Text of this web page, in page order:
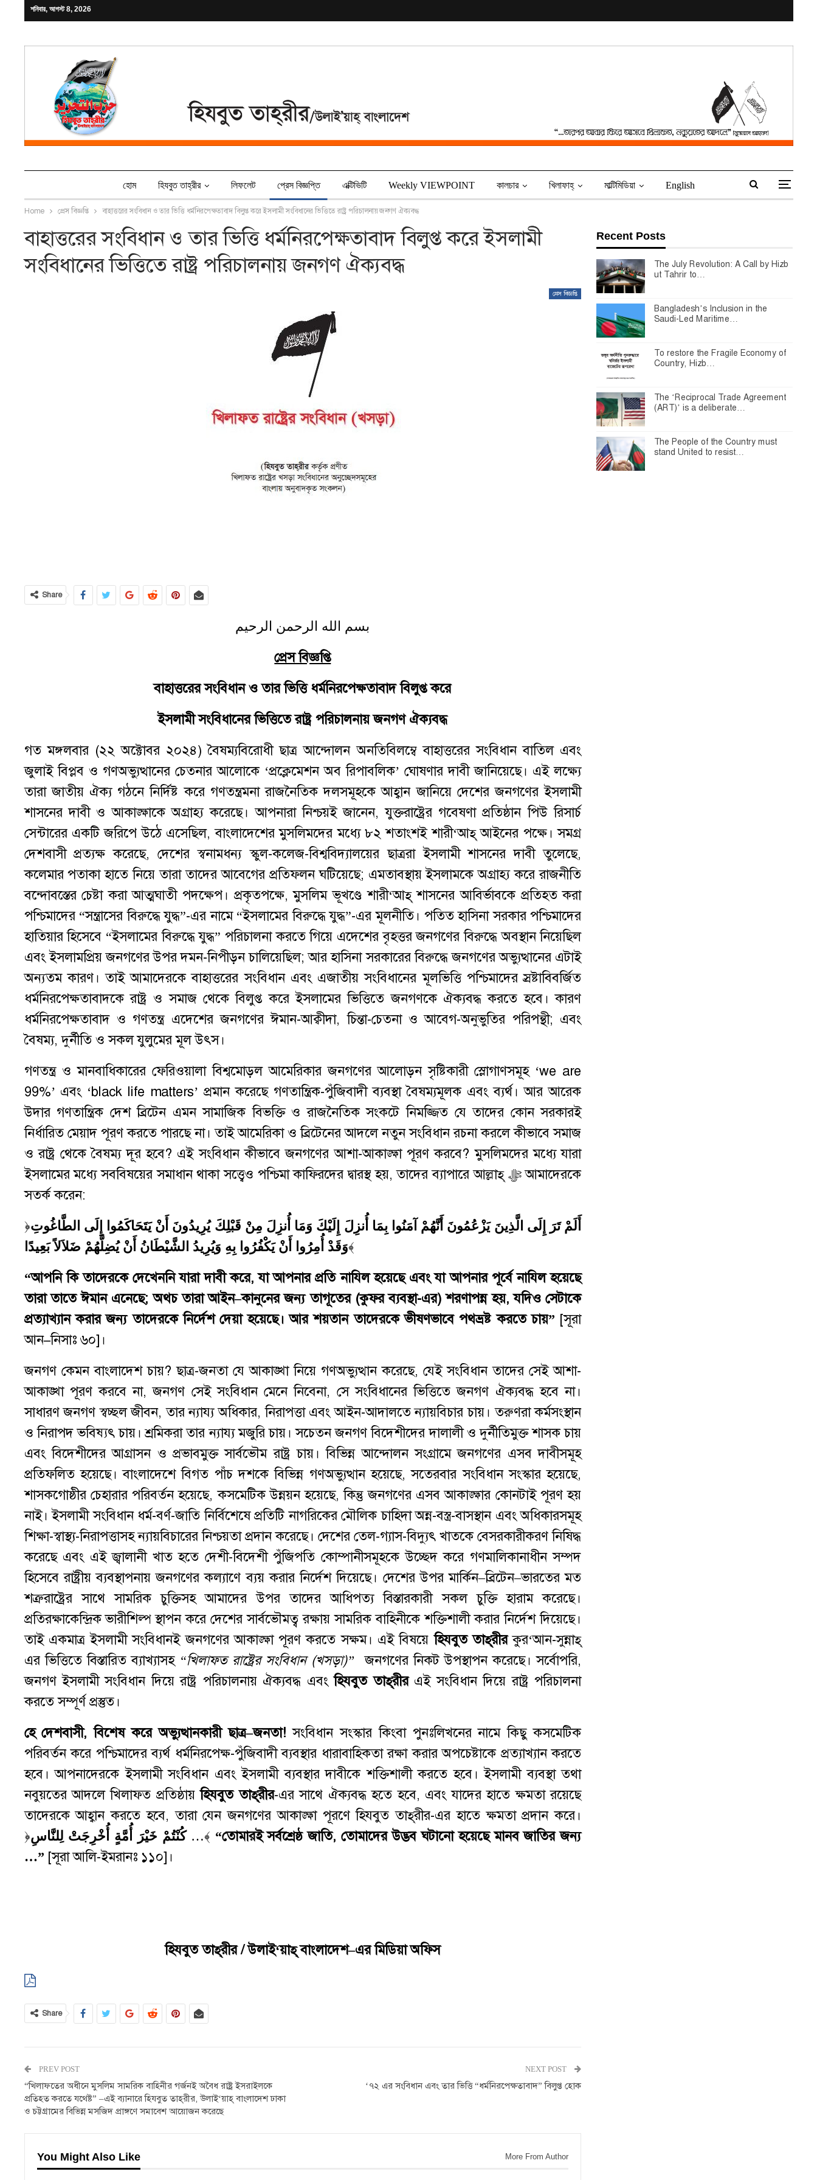
শনিবার, আগস্ট 8, 2026
হোম হিযবুত তাহ্‌রীর লিফলেট প্রেস বিজ্ঞপ্তি এক্টিভিটি Weekly VIEWPOINT কালচার খিলাফাহ্‌ মাল্টিমিডিয়া English
Home প্রেস বিজ্ঞপ্তি বাহাত্তরের সংবিধান ও তার ভিত্তি ধর্মনিরপেক্ষতাবাদ বিলুপ্ত করে ইসলামী সংবিধানের ভিত্তিতে রাষ্ট্র পরিচালনায় জনগণ ঐক্যবদ্ধ
বাহাত্তরের সংবিধান ও তার ভিত্তি ধর্মনিরপেক্ষতাবাদ বিলুপ্ত করে ইসলামী
সংবিধানের ভিত্তিতে রাষ্ট্র পরিচালনায় জনগণ ঐক্যবদ্ধ
প্রেস বিজ্ঞপ্তি
Share
بسم الله الرحمن الرحيم
প্রেস বিজ্ঞপ্তি
বাহাত্তরের সংবিধান ও তার ভিত্তি ধর্মনিরপেক্ষতাবাদ বিলুপ্ত করে
ইসলামী সংবিধানের ভিত্তিতে রাষ্ট্র পরিচালনায় জনগণ ঐক্যবদ্ধ
গত মঙ্গলবার (২২ অক্টোবর ২০২৪) বৈষম্যবিরোধী ছাত্র আন্দোলন অনতিবিলম্বে বাহাত্তরের সংবিধান বাতিল এবং
জুলাই বিপ্লব ও গণঅভ্যুত্থানের চেতনার আলোকে ‘প্রক্লেমেশন অব রিপাবলিক’ ঘোষণার দাবী জানিয়েছে। এই লক্ষ্যে
তারা জাতীয় ঐক্য গঠনে নির্দিষ্ট করে গণতন্ত্রমনা রাজনৈতিক দলসমূহকে আহ্বান জানিয়ে দেশের জনগণের ইসলামী
শাসনের দাবী ও আকাঙ্ক্ষাকে অগ্রাহ্য করেছে। আপনারা নিশ্চয়ই জানেন, যুক্তরাষ্ট্রের গবেষণা প্রতিষ্ঠান পিউ রিসার্চ
সেন্টারের একটি জরিপে উঠে এসেছিল, বাংলাদেশের মুসলিমদের মধ্যে ৮২ শতাংশই শারী‘আহ্‌ আইনের পক্ষে। সমগ্র
দেশবাসী প্রত্যক্ষ করেছে, দেশের স্বনামধন্য স্কুল-কলেজ-বিশ্ববিদ্যালয়ের ছাত্ররা ইসলামী শাসনের দাবী তুলেছে,
কলেমার পতাকা হাতে নিয়ে তারা তাদের আবেগের প্রতিফলন ঘটিয়েছে; এমতাবস্থায় ইসলামকে অগ্রাহ্য করে রাজনীতি
বন্দোবস্তের চেষ্টা করা আত্মঘাতী পদক্ষেপ। প্রকৃতপক্ষে, মুসলিম ভূখণ্ডে শারী‘আহ্‌ শাসনের আবির্ভাবকে প্রতিহত করা
পশ্চিমাদের “সন্ত্রাসের বিরুদ্ধে যুদ্ধ”-এর নামে “ইসলামের বিরুদ্ধে যুদ্ধ”-এর মূলনীতি। পতিত হাসিনা সরকার পশ্চিমাদের
হাতিয়ার হিসেবে “ইসলামের বিরুদ্ধে যুদ্ধ” পরিচালনা করতে গিয়ে এদেশের বৃহত্তর জনগণের বিরুদ্ধে অবস্থান নিয়েছিল
এবং ইসলামপ্রিয় জনগণের উপর দমন-নিপীড়ন চালিয়েছিল; আর হাসিনা সরকারের বিরুদ্ধে জনগণের অভ্যুত্থানের এটাই
অন্যতম কারণ। তাই আমাদেরকে বাহাত্তরের সংবিধান এবং এজাতীয় সংবিধানের মূলভিত্তি পশ্চিমাদের স্রষ্টাবিবর্জিত
ধর্মনিরপেক্ষতাবাদকে রাষ্ট্র ও সমাজ থেকে বিলুপ্ত করে ইসলামের ভিত্তিতে জনগণকে ঐক্যবদ্ধ করতে হবে। কারণ
ধর্মনিরপেক্ষতাবাদ ও গণতন্ত্র এদেশের জনগণের ঈমান-আক্বীদা, চিন্তা-চেতনা ও আবেগ-অনুভুতির পরিপন্থী; এবং
বৈষম্য, দুর্নীতি ও সকল যুলুমের মূল উৎস।
গণতন্ত্র ও মানবাধিকারের ফেরিওয়ালা বিশ্বমোড়ল আমেরিকার জনগণের আলোড়ন সৃষ্টিকারী স্লোগাণসমূহ ‘we are
99%’ এবং ‘black life matters’ প্রমান করেছে গণতান্ত্রিক-পুঁজিবাদী ব্যবস্থা বৈষম্যমূলক এবং ব্যর্থ। আর আরেক
উদার গণতান্ত্রিক দেশ ব্রিটেন এমন সামাজিক বিভক্তি ও রাজনৈতিক সংকটে নিমজ্জিত যে তাদের কোন সরকারই
নির্ধারিত মেয়াদ পূরণ করতে পারছে না। তাই আমেরিকা ও ব্রিটেনের আদলে নতুন সংবিধান রচনা করলে কীভাবে সমাজ
ও রাষ্ট্র থেকে বৈষম্য দূর হবে? এই সংবিধান কীভাবে জনগণের আশা-আকাঙ্ক্ষা পূরণ করবে? মুসলিমদের মধ্যে যারা
ইসলামের মধ্যে সববিষয়ের সমাধান থাকা সত্ত্বেও পশ্চিমা কাফিরদের দ্বারস্থ হয়, তাদের ব্যাপারে আল্লাহ্‌ ﷻ আমাদেরকে
সতর্ক করেন:
﴿أَلَمْ تَرَ إِلَى الَّذِينَ يَزْعُمُونَ أَنَّهُمْ آمَنُوا بِمَا أُنزِلَ إِلَيْكَ وَمَا أُنزِلَ مِنْ قَبْلِكَ يُرِيدُونَ أَنْ يَتَحَاكَمُوا إِلَى الطَّاغُوتِ
وَقَدْ أُمِرُوا أَنْ يَكْفُرُوا بِهِ وَيُرِيدُ الشَّيْطَانُ أَنْ يُضِلَّهُمْ ضَلاَلاً بَعِيدًا﴾
“আপনি কি তাদেরকে দেখেননি যারা দাবী করে,যা আপনার প্রতি নাযিল হয়েছে এবং যা আপনার পূর্বে নাযিল হয়েছে
তারা তাতে ঈমান এনেছে;অথচ তারা আইন–কানুনের জন্য তাগূতের(কুফরব্যবস্থা-এর)শরণাপন্ন হয়,যদিও সেটাকে
প্রত্যাখ্যান করার জন্য তাদেরকে নির্দেশ দেয়া হয়েছে। আর শয়তান তাদেরকে ভীষণভাবে পথভ্রষ্ট করতে চায়” [সূরা
আন–নিসাঃ ৬০]।
জনগণ কেমন বাংলাদেশ চায়? ছাত্র-জনতা যে আকাঙ্খা নিয়ে গণঅভ্যুত্থান করেছে, যেই সংবিধান তাদের সেই আশা-
আকাঙ্খা পূরণ করবে না, জনগণ সেই সংবিধান মেনে নিবেনা, সে সংবিধানের ভিত্তিতে জনগণ ঐক্যবদ্ধ হবে না।
সাধারণ জনগণ স্বচ্ছল জীবন, তার ন্যায্য অধিকার, নিরাপত্তা এবং আইন-আদালতে ন্যায়বিচার চায়। তরুণরা কর্মসংস্থান
ও নিরাপদ ভবিষ্যৎ চায়। শ্রমিকরা তার ন্যায্য মজুরি চায়। সচেতন জনগণ বিদেশীদের দালালী ও দুর্নীতিমুক্ত শাসক চায়
এবং বিদেশীদের আগ্রাসন ও প্রভাবমুক্ত সার্বভৌম রাষ্ট্র চায়। বিভিন্ন আন্দোলন সংগ্রামে জনগণের এসব দাবীসমূহ
প্রতিফলিত হয়েছে। বাংলাদেশে বিগত পাঁচ দশকে বিভিন্ন গণঅভ্যুত্থান হয়েছে, সতেরবার সংবিধান সংস্কার হয়েছে,
শাসকগোষ্ঠীর চেহারার পরিবর্তন হয়েছে, কসমেটিক উন্নয়ন হয়েছে, কিন্তু জনগণের এসব আকাঙ্ক্ষার কোনটাই পূরণ হয়
নাই। ইসলামী সংবিধান ধর্ম-বর্ণ-জাতি নির্বিশেষে প্রতিটি নাগরিকের মৌলিক চাহিদা অন্ন-বস্ত্র-বাসস্থান এবং অধিকারসমূহ
শিক্ষা-স্বাস্থ্য-নিরাপত্তাসহ ন্যায়বিচারের নিশ্চয়তা প্রদান করেছে। দেশের তেল-গ্যাস-বিদ্যুৎ খাতকে বেসরকারীকরণ নিষিদ্ধ
করেছে এবং এই জ্বালানী খাত হতে দেশী-বিদেশী পুঁজিপতি কোম্পানীসমূহকে উচ্ছেদ করে গণমালিকানাধীন সম্পদ
হিসেবে রাষ্ট্রীয় ব্যবস্থাপনায় জনগণের কল্যাণে ব্যয় করার নির্দেশ দিয়েছে। দেশের উপর মার্কিন–ব্রিটেন–ভারতের মত
শত্রুরাষ্ট্রের সাথে সামরিক চুক্তিসহ আমাদের উপর তাদের আধিপত্য বিস্তারকারী সকল চুক্তি হারাম করেছে।
প্রতিরক্ষাকেন্দ্রিক ভারীশিল্প স্থাপন করে দেশের সার্বভৌমত্ব রক্ষায় সামরিক বাহিনীকে শক্তিশালী করার নির্দেশ দিয়েছে।
তাই একমাত্র ইসলামী সংবিধানই জনগণের আকাঙ্ক্ষা পূরণ করতে সক্ষম। এই বিষয়েহিযবুত তাহ্রীরকুর‘আন-সুন্নাহ্‌
এর ভিত্তিতে বিস্তারিত ব্যাখ্যাসহ “খিলাফত রাষ্ট্রের সংবিধান (খসড়া)”জনগণের নিকট উপস্থাপন করেছে। সর্বোপরি,
জনগণ ইসলামী সংবিধান দিয়ে রাষ্ট্র পরিচালনায় ঐক্যবদ্ধ এবংহিযবুত তাহ্রীরএই সংবিধান দিয়ে রাষ্ট্র পরিচালনা
করতে সম্পূর্ণ প্রস্তুত।
হে দেশবাসী,বিশেষ করেঅভ্যুত্থানকারী ছাত্র–জনতা!সংবিধান সংস্কার কিংবা পুনঃলিখনের নামে কিছু কসমেটিক
পরিবর্তন করে পশ্চিমাদের ব্যর্থ ধর্মনিরপেক্ষ-পুঁজিবাদী ব্যবস্থার ধারাবাহিকতা রক্ষা করার অপচেষ্টাকে প্রত্যাখ্যান করতে
হবে। আপনাদেরকে ইসলামী সংবিধান এবং ইসলামী ব্যবস্থার দাবীকে শক্তিশালী করতে হবে। ইসলামী ব্যবস্থা তথা
নবুয়তের আদলে খিলাফত প্রতিষ্ঠায়হিযবুত তাহ্রীর-এর সাথে ঐক্যবদ্ধ হতে হবে, এবং যাদের হাতে ক্ষমতা রয়েছে
তাদেরকে আহ্বান করতে হবে, তারা যেন জনগণের আকাঙ্ক্ষা পূরণে হিযবুত তাহ্রীর-এর হাতে ক্ষমতা প্রদান করে।
﴿كُنْتُمْ خَيْرَ أُمَّةٍ أُخْرِجَتْ لِلنَّاسِ…﴾ “তোমারইসর্বশ্রেষ্ঠ জাতি,তোমাদেরউদ্ভব ঘটানো হয়েছে মানব জাতির জন্য
…” [সূরা আলি-ইমরানঃ ১১০]।
হিযবুত তাহ্রীর / উলাই‘য়াহ্‌বাংলাদেশ–এর মিডিয়া অফিস
Share
PREV POST
“খিলাফতের অধীনে মুসলিম সামরিক বাহিনীর গর্জনই অবৈধ রাষ্ট্র ইসরাইলকে
প্রতিহত করতে যথেষ্ট” –এই ব্যানারে হিযবুত তাহ্‌রীর, উলাই‘য়াহ্ বাংলাদেশ ঢাকা
ও চট্টগ্রামের বিভিন্ন মসজিদ প্রাঙ্গণে সমাবেশ আয়োজন করেছে
NEXT POST
‘৭২ এর সংবিধান এবং তার ভিত্তি “ধর্মনিরপেক্ষতাবাদ” বিলুপ্ত হোক
You Might Also Like More From Author
Recent Posts
The July Revolution: A Call by Hizb
ut Tahrir to…
Bangladesh’s Inclusion in the
Saudi-Led Maritime…
To restore the Fragile Economy of
Country, Hizb…
The ‘Reciprocal Trade Agreement
(ART)’ is a deliberate…
The People of the Country must
stand United to resist…